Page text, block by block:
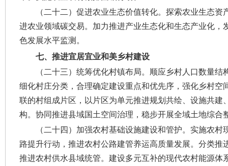
（二十二）促进农业生态价值转化。 探索农业生态资
进农业领域碳交易。加力推进产业生态化和生态产业化
色发展水平监测。
七、推进宜居宜业和美乡村建设
（二十三）统筹优化村镇布局。 顺应乡村人口数量结
细化村庄分类，合理确定建设重点和优先序，强化乡村
联的村组成片区，以片区为单元推进规划共绘、设施共
构。协同推进县域国土空间治理，稳步开展全域土地综合
（二十四）加强农村基础设施建设和管护。 实施农村
路提升行动，推进农村公路建管养运高质量发展。分类
推进农村供水县域统管。建设多元互补的现代农村能源